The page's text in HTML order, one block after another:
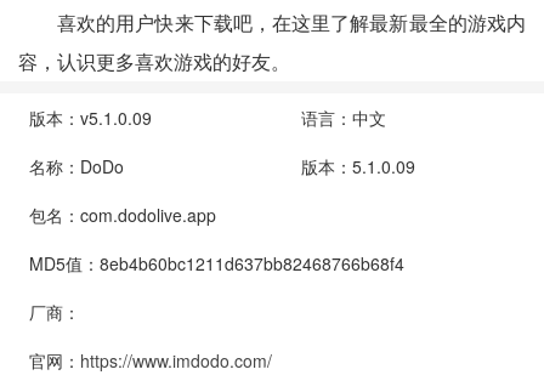
喜欢的用户快来下载吧，在这里了解最新最全的游戏内
容，认识更多喜欢游戏的好友。
版本：v5.1.0.09
语言：中文
名称：DoDo
版本：5.1.0.09
包名：com.dodolive.app
MD5值：8eb4b60bc1211d637bb82468766b68f4
厂商：
官网： https://www.imdodo.com/